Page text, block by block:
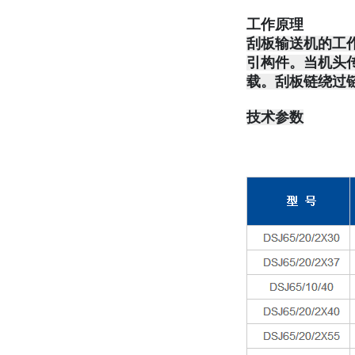
工作原理
刮板输送机的工
引构件。当机头
载。刮板链绕过
技术参数